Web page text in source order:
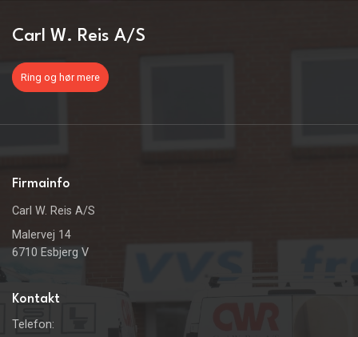
Carl W. Reis A/S​
Ring og hør mere
Firmainfo
Carl W. Reis A/S
Malervej 14
6710 Esbjerg V
Kontakt
Telefon: